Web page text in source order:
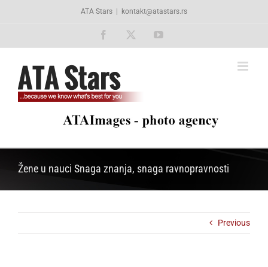
ATA Stars kontakt@atastars.rs
Facebook YouTube
Žene u nauci Snaga znanja, snaga ravnopravnosti
Previous